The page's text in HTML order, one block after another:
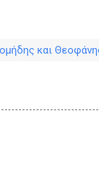
και